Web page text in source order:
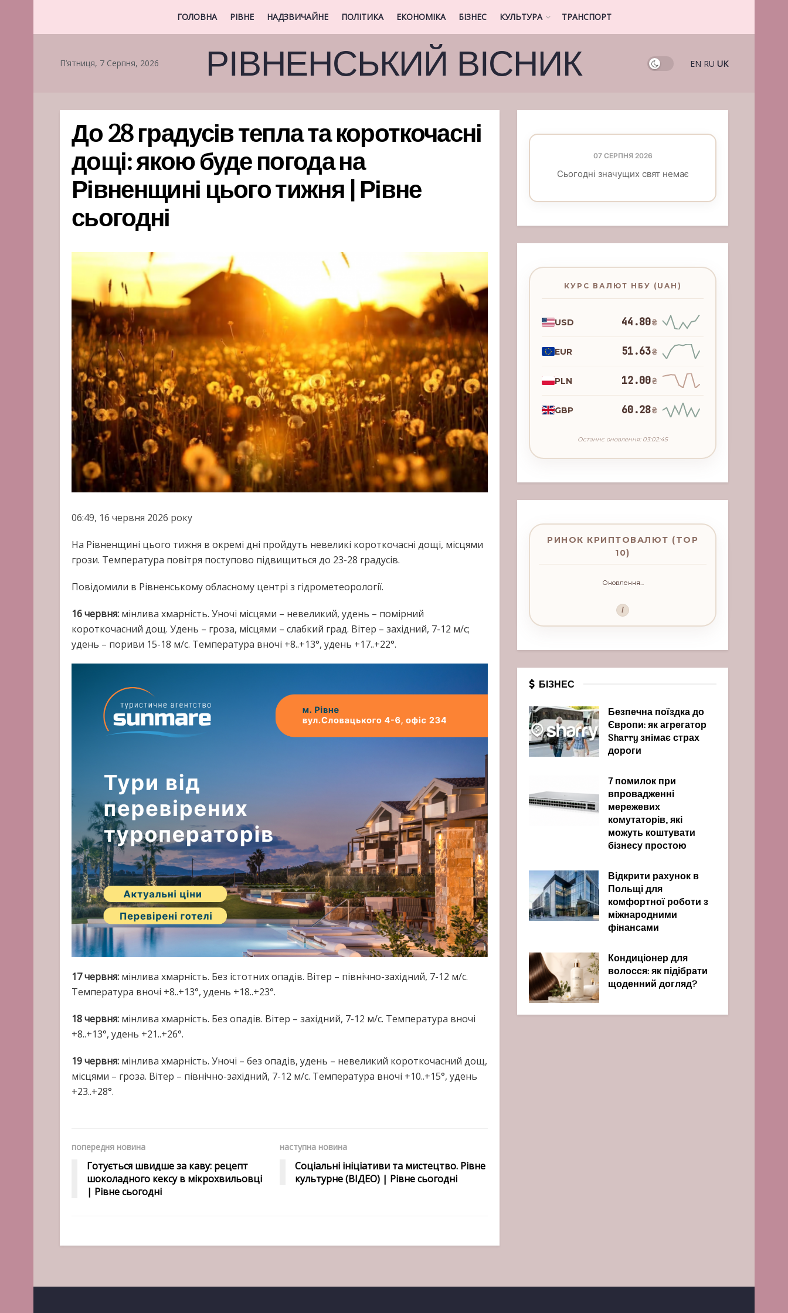
ГОЛОВНА РІВНЕ НАДЗВИЧАЙНЕ ПОЛІТИКА ЕКОНОМІКА БІЗНЕС КУЛЬТУРА ТРАНСПОРТ
П’ятниця, 7 Серпня, 2026 РІВНЕНСЬКИЙ ВІСНИК EN RU UK
До 28 градусів тепла та короткочасні
дощі: якою буде погода на
Рівненщині цього тижня | Рівне
сьогодні
06:49, 16 червня 2026 року
На Рівненщині цього тижня в окремі дні пройдуть невеликі короткочасні дощі, місцями
грози. Температура повітря поступово підвищиться до 23-28 градусів.
Повідомили в Рівненському обласному центрі з гідрометеорології.
16 червня: мінлива хмарність. Уночі місцями – невеликий, удень – помірний
короткочасний дощ. Удень – гроза, місцями – слабкий град. Вітер – західний, 7-12 м/с;
удень – пориви 15-18 м/с. Температура вночі +8..+13°, удень +17..+22°.
17 червня: мінлива хмарність. Без істотних опадів. Вітер – північно-західний, 7-12 м/с.
Температура вночі +8..+13°, удень +18..+23°.
18 червня: мінлива хмарність. Без опадів. Вітер – західний, 7-12 м/с. Температура вночі
+8..+13°, удень +21..+26°.
19 червня: мінлива хмарність. Уночі – без опадів, удень – невеликий короткочасний дощ,
місцями – гроза. Вітер – північно-західний, 7-12 м/с. Температура вночі +10..+15°, удень
+23..+28°.
попередня новина
Готується швидше за каву: рецепт
шоколадного кексу в мікрохвильовці
| Рівне сьогодні
наступна новина
Соціальні ініціативи та мистецтво. Рівне
культурне (ВІДЕО) | Рівне сьогодні
07 СЕРПНЯ 2026
Сьогодні значущих свят немає
КУРС ВАЛЮТ НБУ (UAH)
USD 44.80₴
EUR 51.63₴
PLN 12.00₴
GBP 60.28₴
Останнє оновлення: 03:02:45
РИНОК КРИПТОВАЛЮТ (TOP
10)
Оновлення...
i
БІЗНЕС
Безпечна поїздка до
Європи: як агрегатор
Sharry знімає страх
дороги
7 помилок при
впровадженні
мережевих
комутаторів, які
можуть коштувати
бізнесу простою
Відкрити рахунок в
Польщі для
комфортної роботи з
міжнародними
фінансами
Кондиціонер для
волосся: як підібрати
щоденний догляд?